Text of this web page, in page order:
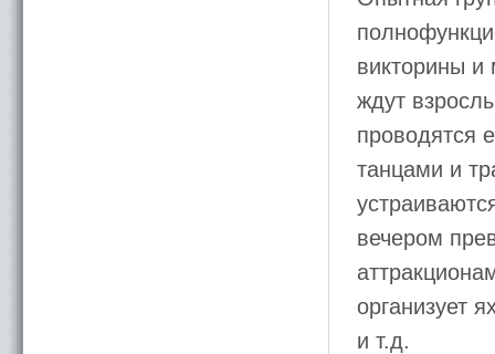
викторины и
ждут
проводятся
танцами и
вечером
организует
и т.д.